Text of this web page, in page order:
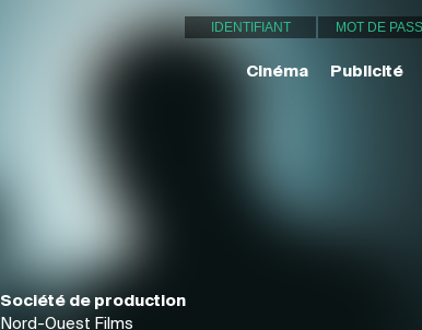
Cinéma Publicité
Société de production
Nord-Ouest Films